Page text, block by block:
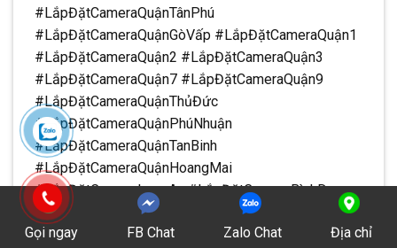
#LắpĐặtCameraQuậnTânPhú
#LắpĐặtCameraQuậnGòVấp #LắpĐặtCameraQuận1
#LắpĐặtCameraQuận2 #LắpĐặtCameraQuận3
#LắpĐặtCameraQuận7 #LắpĐặtCameraQuận9
#LắpĐặtCameraQuậnThủĐức
#LắpĐặtCameraQuậnPhúNhuận
#LắpĐặtCameraQuậnTanBinh
#LắpĐặtCameraQuậnHoangMai
#LắpĐặtCameraLongAn #LắpĐặtCameraBìnhDương
#LắpĐặtCameraTâyNinh #LắpĐặtCameraĐồngNai
#LắpĐặtCameraHCM #DịchVụCameraTạiHCM
Gọi ngay FB Chat Zalo Chat Địa chỉ